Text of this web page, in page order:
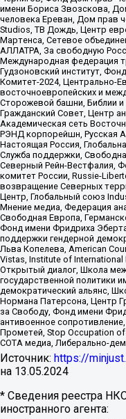
имени Бориса Звозскова,
человека Ереван, Дом прав
Studios, ТВ Дождь, Центр
Мартенса, Сетевое
АЛЛАТРА, За свободную
Международная федерация
Гудзоновский институт,
Комитет-2024, Центрально-
восточноевропейских и
Сторожевой башни, Библии и
Гражданский Совет, Центр
Академическая сеть
РЭНД корпорейшн, Русская
Настоящая Россия,
Служба поддержки,
Северный Рейн-Вестфалия,
комитет России, Russie-
возвращение Северных
Центр, Глобальный союз
Мнение медиа, Федерация
Свободная Европа,
Фонд имени Фридриха
поддержки гендерной
Льва Копелева, American
Vistas, Institute of
Открытый диалог, Школа
государственной политики
демократический альянс,
Нормана Патерсона, Центр
за Свободу, Фонд имени
антивоенное
Прометей, Stop Occupation
СОТА медиа, Либерально-
Источник: https://
на 13.05.2024
* Сведения реестра
иностранного агента: